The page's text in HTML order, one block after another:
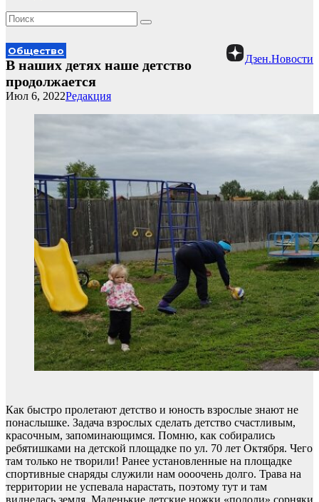
Дзен.Новости
Общество
В наших детях наше детство
продолжается
Редакция
Июл 6, 2022
Как быстро пролетают детство и юность взрослые знают не
понаслышке. Задача взрослых сделать детство счастливым,
красочным, запоминающимся. Помню, как собирались
ребятишками на детской площадке по ул. 70 лет Октября. Чего
там только не творили! Ранее установленные на площадке
спортивные снаряды служили нам оооочень долго. Трава на
территории не успевала нарастать, поэтому тут и там
виднелась земля. Маленькие детские ножки «пололи» сорняки